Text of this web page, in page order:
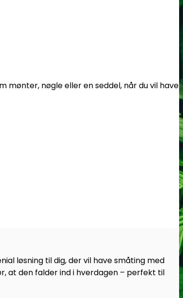
mønter, nøgle eller en seddel, når du vil have
løsning til dig, der vil have småting med
at den falder ind i hverdagen – perfekt til